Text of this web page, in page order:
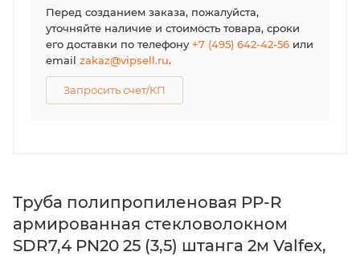
Перед созданием заказа, пожалуйста,
уточняйте наличие и стоимость товара, сроки
его доставки по телефону+7 (495) 642-42-56 или
email zakaz@vipsell.ru.
Запросить счет/КП
Труба полипропиленовая PP-R
армированная стекловолокном
SDR7,4 PN20 25 (3,5) штанга 2м Valfex,